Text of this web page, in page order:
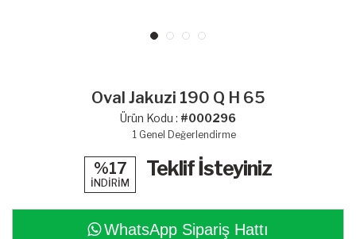
Oval Jakuzi 190 Q H 65
Ürün Kodu : #000296
1 Genel Değerlendirme
%17
İNDİRİM
Teklif İsteyiniz
WhatsApp Sipariş Hattı